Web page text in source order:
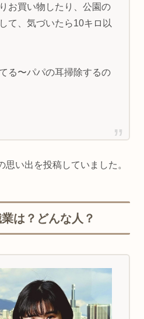
お買い物したり、公園の
て、気づいたら10キロ以
る〜パパの耳掃除するの
い出を投稿していました。
は？どんな人？